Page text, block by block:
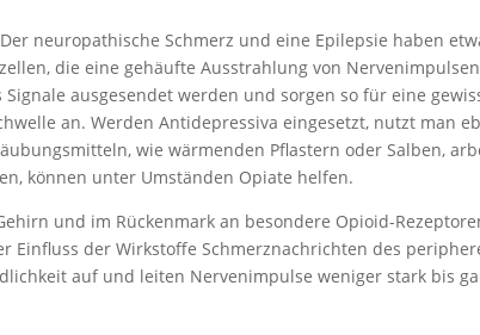
neuropathische Schmerz und eine Epilepsie haben
die eine gehäufte Ausstrahlung von
ausgesendet werden und sorgen so für eine
an. Werden Antidepressiva eingesetzt, nutzt man
wie wärmenden Pflastern oder Salben,
können unter Umständen Opiate helfen.
und im Rückenmark an besondere Opioid-
Einfluss der Wirkstoffe Schmerznachrichten des
auf und leiten Nervenimpulse weniger stark bis